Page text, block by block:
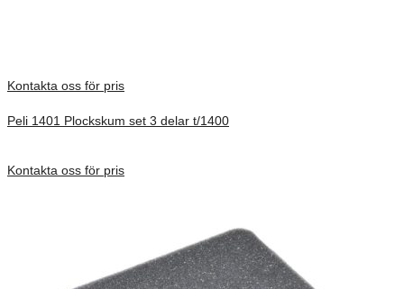
Kontakta oss för pris
Peli 1401 Plockskum set 3 delar t/1400
Kontakta oss för pris